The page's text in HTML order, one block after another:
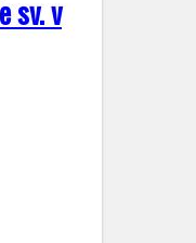
sv. v